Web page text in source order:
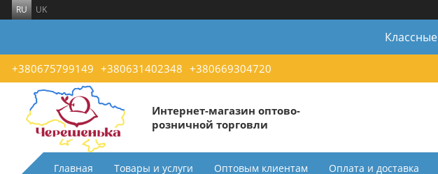
RU UK
+380675799149 +380631402348 +380669304720
Интернет-магазин оптово-
розничной торговли
Главная Товары и услуги Оптовым клиентам Оплата и доставка